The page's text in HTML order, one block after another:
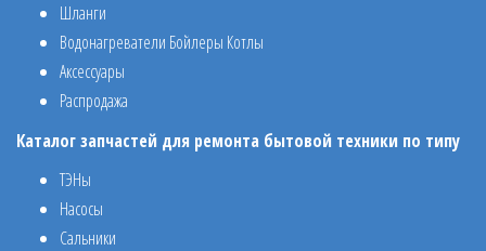
Шланги
Водонагреватели Бойлеры Котлы
Аксессуары
Распродажа
Каталог запчастей для ремонта бытовой техники по типу
ТЭНы
Насосы
Сальники